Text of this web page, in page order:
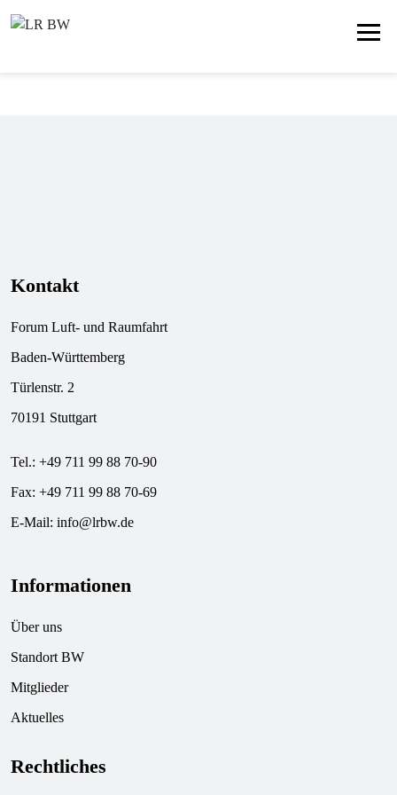
Kontakt
Forum Luft- und Raumfahrt
Baden-Württemberg
Türlenstr. 2
70191 Stuttgart
Tel.: +49 711 99 88 70-90
Fax: +49 711 99 88 70-69
E-Mail: info@lrbw.de
Informationen
Über uns
Standort BW
Mitglieder
Aktuelles
Rechtliches